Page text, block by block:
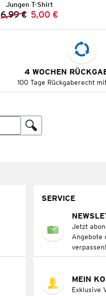
Jungen T-Shirt
Vorheriger Preis:
6,99 € Neuer Preis:
5,00 €
4 WOCHEN
100 Tage Rückgaberecht
SERVICE
Jetzt
Angebote
verpassen!
MEIN
Exklusive